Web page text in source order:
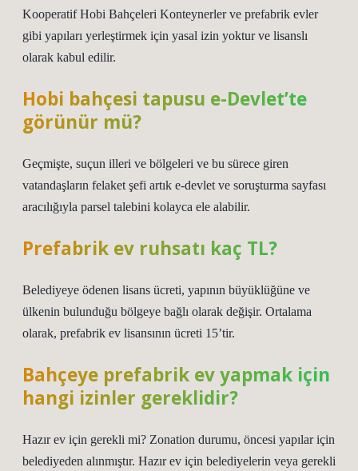
Kooperatif Hobi Bahçeleri Konteynerler ve prefabrik evler
gibi yapıları yerleştirmek için yasal izin yoktur ve lisanslı
olarak kabul edilir.
Hobi bahçesi tapusu e-Devlet’te
görünür mü?
Geçmişte, suçun illeri ve bölgeleri ve bu sürece giren
vatandaşların felaket şefi artık e-devlet ve soruşturma sayfası
aracılığıyla parsel talebini kolayca ele alabilir.
Prefabrik ev ruhsatı kaç TL?
Belediyeye ödenen lisans ücreti, yapının büyüklüğüne ve
ülkenin bulunduğu bölgeye bağlı olarak değişir. Ortalama
olarak, prefabrik ev lisansının ücreti 15’tir.
Bahçeye prefabrik ev yapmak için
hangi izinler gereklidir?
Hazır ev için gerekli mi? Zonation durumu, öncesi yapılar için
belediyeden alınmıştır. Hazır ev için belediyelerin veya gerekli